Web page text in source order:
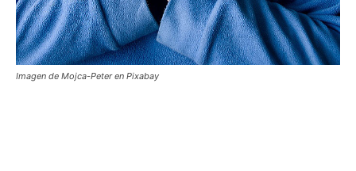
Imagen de Mojca-Peter en Pixabay